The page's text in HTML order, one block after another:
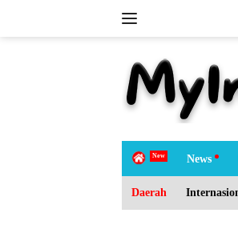
H
e
News
Daerah